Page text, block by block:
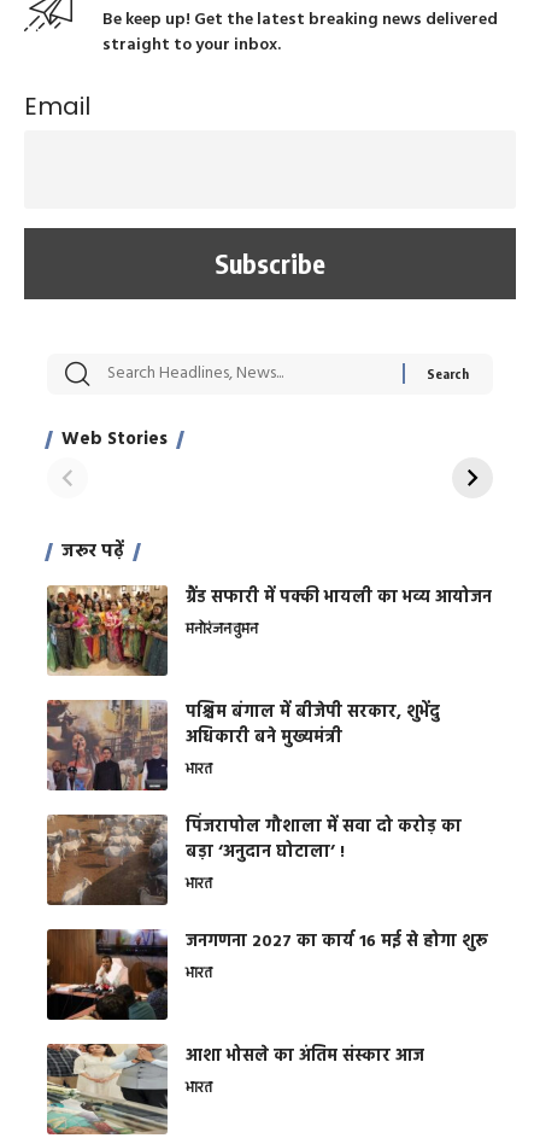
Be keep up! Get the latest breaking news delivered
straight to your inbox.
Email
Web Stories
सट्टेबाजी में अरेस्ट हुए
साहिल खान
रोज एक कच्चे लहसुन
जरूर पढ़ें
ग्रैंड सफारी में पक्की भायली का भव्य आयोजन
मनोरंजनवुमन
पश्चिम बंगाल में बीजेपी सरकार, शुभेंदु
अधिकारी बने मुख्यमंत्री
भारत
​पिंजरापोल गौशाला में सवा दो करोड़ का
बड़ा ‘अनुदान घोटाला’ !
भारत
जनगणना 2027 का कार्य 16 मई से होगा शुरू
भारत
आशा भोसले का अंतिम संस्कार आज
भारत